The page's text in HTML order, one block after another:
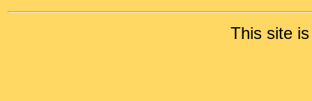
This site